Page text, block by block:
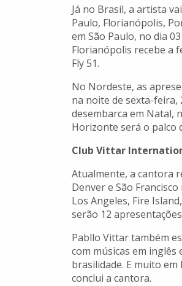
Já no Brasil, a artista
Paulo, Florianópolis,
em São Paulo, no dia
Florianópolis recebe a
Fly 51.
No Nordeste, as
na noite de sexta-feira,
desembarca em Natal,
Horizonte será o palco
Club Vittar
Atualmente, a cantora
Denver e São
Los Angeles, Fire
serão 12
Pabllo Vittar também
com músicas em
brasilidade. E muito
conclui a cantora.